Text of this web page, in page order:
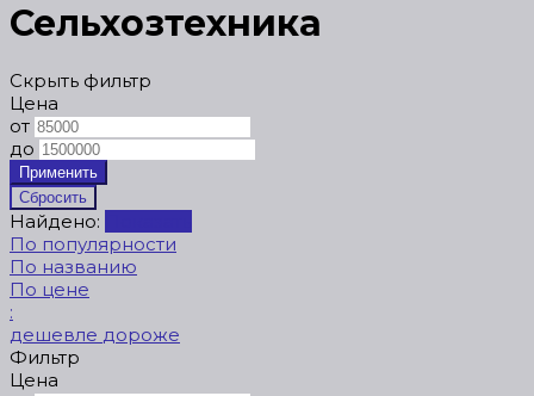
Сельхозтехника
Скрыть фильтр
Цена
от
до
Найдено:
По популярности
По названию
По цене
:
дешевле дороже
Фильтр
Цена